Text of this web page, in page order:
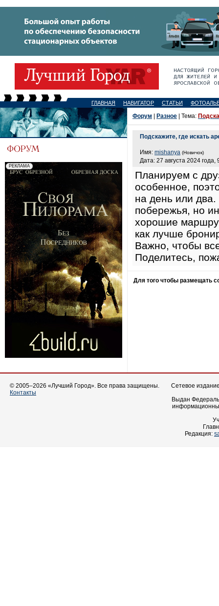
ГЛАВНАЯ НАВИГАТОР СТАТЬИ
Форум Разное | Тема:
Подскажите, где искать
Имя: mishanya (Новичок)
Дата: 27 августа 2024 года,
Планируем с
особенное,
на день или
побережья, но
хорошие
как лучше
Важно, чтобы
Поделитесь,
Для того чтобы размещать
© 2005–2026 «Лучший Город». Все права защищены.
Контакты
Сетевое
Выдан
Редакция: